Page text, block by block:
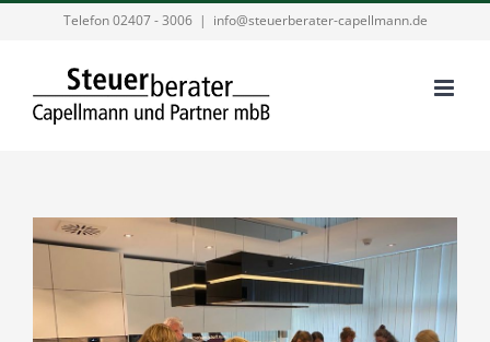
Telefon 02407 - 3006 | info@steuerberater-capellmann.de